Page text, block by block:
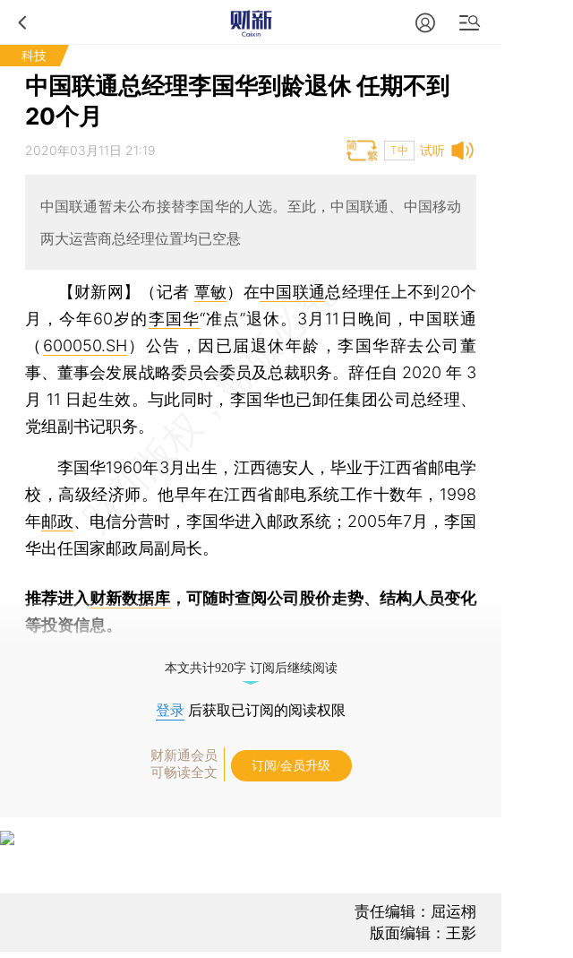
科技
中国联通总经理李国华到龄退休 任期不到
20个月
试听
2020年03月11日 21:19 T中
中国联通暂未公布接替李国华的人选。至此，中国联通、中国移动
两大运营商总经理位置均已空悬
【财新网】（记者 覃敏） 在中国联通总经理任上不到20个
月，今年60岁的李国华“准点”退休。3月11日晚间，中国联通
（ 600050.SH ）公告，因已届退休年龄，李国华辞去公司董
事、董事会发展战略委员会委员及总裁职务。辞任自 2020 年 3
月 11 日起生效。与此同时，李国华也已卸任集团公司总经理、
党组副书记职务。
李国华1960年3月出生，江西德安人，毕业于江西省邮电学
校，高级经济师。他早年在江西省邮电系统工作十数年，1998
年邮政、电信分营时，李国华进入邮政系统；2005年7月，李国
华出任国家邮政局副局长。
推荐进入财新数据库 ，可随时查阅公司股价走势、结构人员变化
等投资信息。
本文共计920字 订阅后继续阅读
登录 后获取已订阅的阅读权限
财新通会员
可畅读全文
订阅/会员升级
责任编辑：屈运栩
版面编辑：王影